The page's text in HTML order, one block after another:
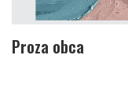
Proza obca